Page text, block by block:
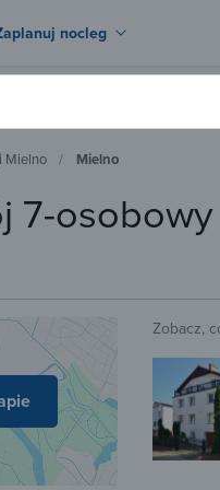
nocleg
Mielno Mielno
7-osobowy
Zobacz,